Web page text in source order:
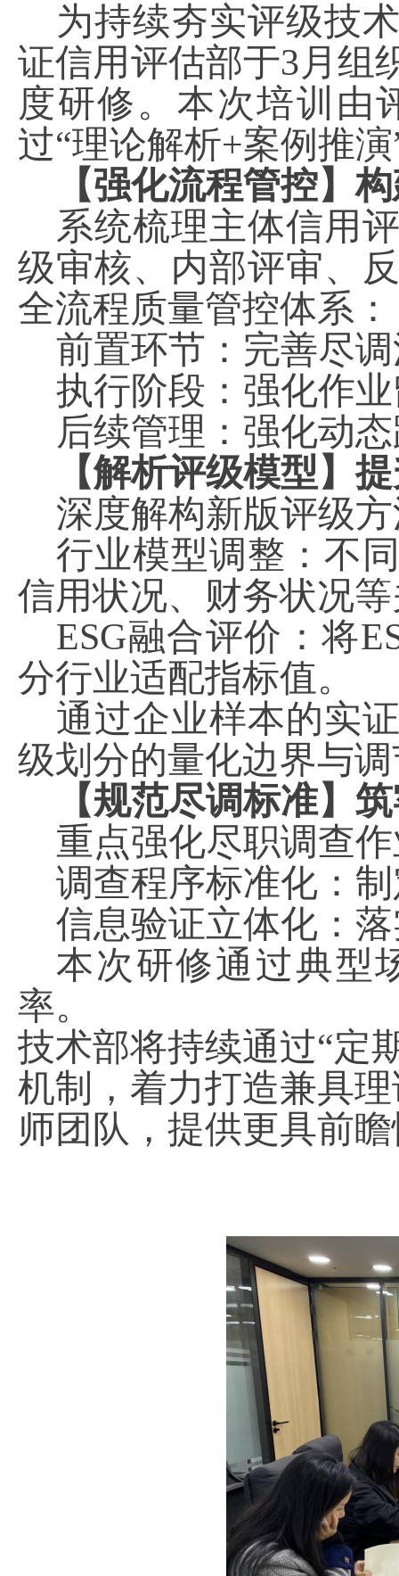
为持续夯实评级技
证信用评估部于3 月组
度研修。本次培训由
过“理论解析+案例推
【强化流程管控】
系统梳理主体信用
级审核、内部评审、
全流程质量管控体系：
前置环节：完善尽
执行阶段：强化作
后续管理：强化动
【解析评级模型】
深度解构新版评级
行业模型调整：不
信用状况、财务状况
ESG融合评价：将
分行业适配指标值。
通过企业样本的实
级划分的量化边界与
【规范尽调标准】
重点强化尽职调查
调查程序标准化：
信息验证立体化：
本次研修通过典型
率。
技术部将持续通过“定
机制，着力打造兼具
师团队，提供更具前